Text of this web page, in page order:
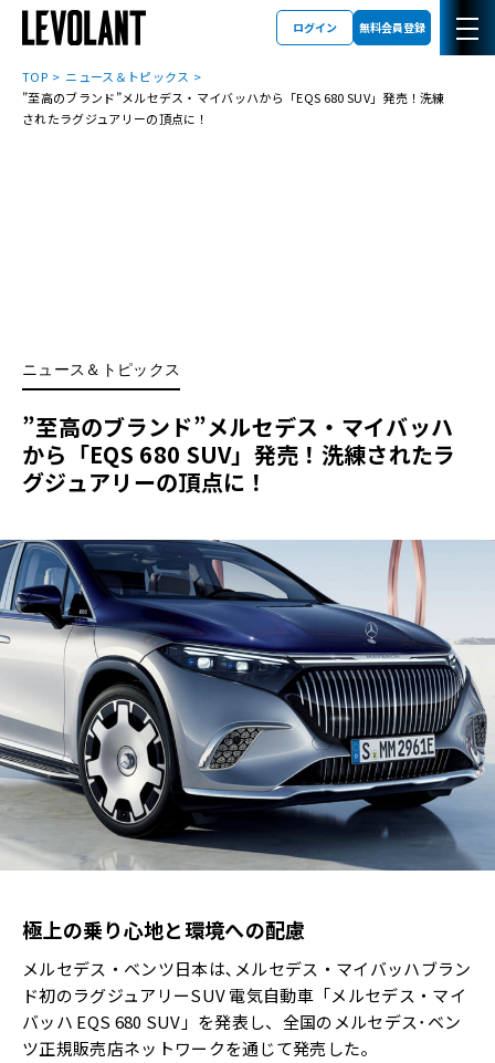
ログイン 無料会員登録
TOP
ニュース＆トピックス
”至高のブランド”メルセデス・マイバッハから「EQS 680 SUV」発売！洗練
されたラグジュアリーの頂点に！
ニュース＆トピックス
”至高のブランド”メルセデス・マイバッハ
から「EQS 680 SUV」発売！洗練されたラ
グジュアリーの頂点に！
極上の乗り心地と環境への配慮
メルセデス・ベンツ日本は､メルセデス・マイバッハブラン
ド初のラグジュアリーSUV 電気自動車「メルセデス・マイ
バッハ EQS 680 SUV」を発表し、全国のメルセデス･ベン
ツ正規販売店ネットワークを通じて発売した。